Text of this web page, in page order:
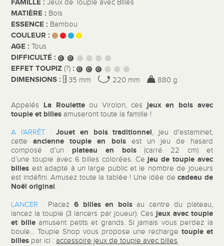
FAMILLE :Jeux de Toupie avec Billes
MATIÈRE : Bois
ESSENCE : Bambou
COULEUR :
AGE :Tous
DIFFICULTÉ :
EFFET TOUPIZ(?) :
DIMENSIONS :
35 mm 220 mm 880 g
Appelés La Rouletteou Virolon, ces jeux en bois avec
toupie et billes amuseront toute la famille !
A l'ARRÊT : Jouet en bois traditionnel, jeu d'estaminet,
cetteancienne toupie en boisest un jeu de hasard
composé d’un plateau en bois(carré 22 cm) et
d’une toupie avec 6 billes colorées. Ce jeu de toupie avec
billes est adapté à un large public et le nombre de joueurs
est indéfini. Amusez toute la tablée ! Une idée decadeau de
Noël original.
LANCER : Placez 6 billes en bois au centre du plateau,
lancez la toupie (3 lancers par joueur). Ces jeux avec toupie
et billeamusent petits et grands. Si jamais vous perdez la
boule... Toupie Shop vous propose une recharge toupie et
billes par ici :accessoire jeux de toupie avec billes.